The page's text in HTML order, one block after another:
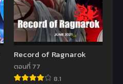
Record of Ragnarok
ตอนที่ 77
8.1